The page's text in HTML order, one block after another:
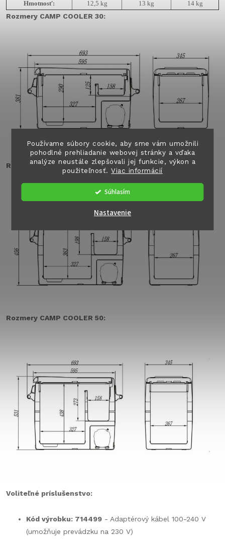
Používame súbory cookie, aby sme vám umožnili
pohodlné prehliadanie webovej stránky a vďaka
analýze neustále zlepšovali jej funkcie, výkon a
použiteľnosť.Viac informácií
Súhlasím
Nastavenie
Hmotnosť: 12,5 kg 13 kg 14 kg
Rozmery CAMP COOLER 30:
Rozmery CAMP COOLER 40:
Rozmery CAMP COOLER 50:
Voliteľné príslušenstvo:
Kód výrobku: 714499 - Adaptérový kábel 100-240 V
(umožňuje prevádzku na 230 V)